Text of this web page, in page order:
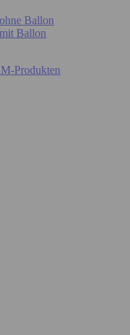
Ballon
Ballon
Produkten